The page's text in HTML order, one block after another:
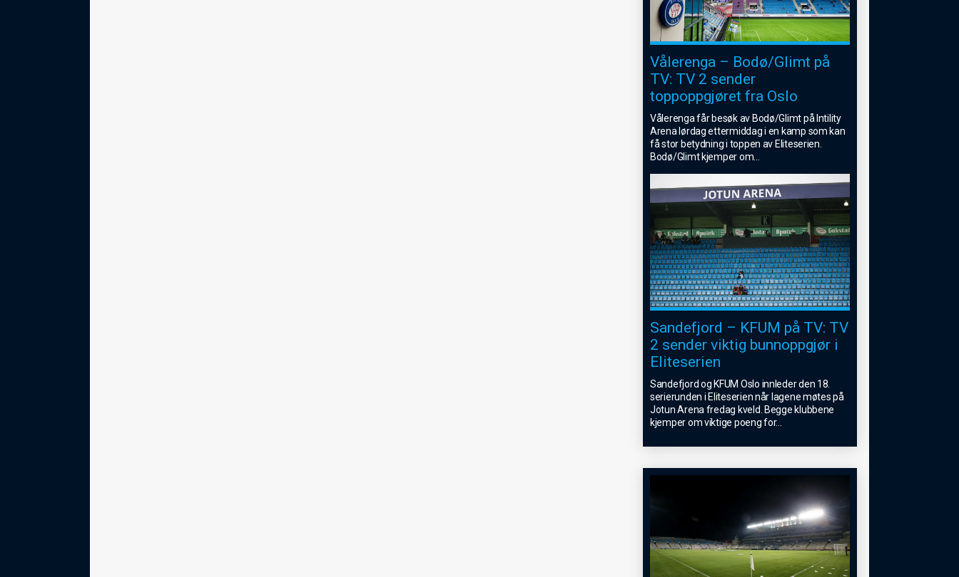
Vålerenga – Bodø/Glimt på
TV: TV 2 sender
toppoppgjøret fra Oslo
Vålerenga får besøk av Bodø/Glimt på Intility
Arena lørdag ettermiddag i en kamp som kan
få stor betydning i toppen av Eliteserien.
Bodø/Glimt kjemper om...
Sandefjord – KFUM på TV: TV
2 sender viktig bunnoppgjør i
Eliteserien
Sandefjord og KFUM Oslo innleder den 18.
serierunden i Eliteserien når lagene møtes på
Jotun Arena fredag kveld. Begge klubbene
kjemper om viktige poeng for...